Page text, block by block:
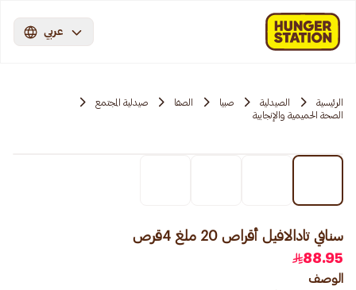
عربي
الرئيسية الصيدلية صبيا الصفا
صيدلية المجتمع
الصحة الحميمية والإنجابية
سنافي تادالافيل أقراص 20 ملغ 4قرص
88.95
الوصف